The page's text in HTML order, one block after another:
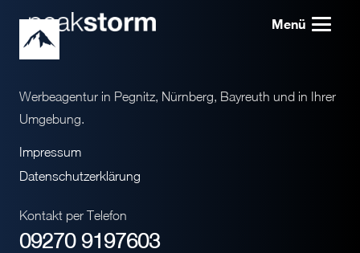
Menü
Werbeagentur in Pegnitz, Nürnberg, Bayreuth und in Ihrer
Umgebung.
Impressum
Datenschutzerklärung
Kontakt per Telefon
09270 9197603